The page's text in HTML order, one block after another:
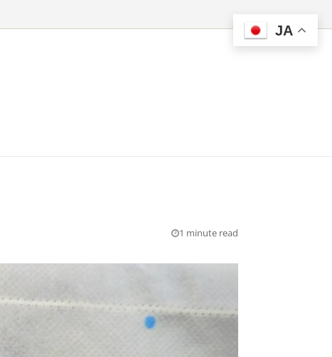
1 minute read
JA